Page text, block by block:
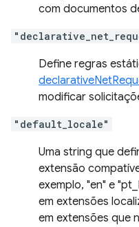
com documentos
Define regras
modificar
"default_locale"
Uma string que
extensão
exemplo, "en" e
em extensões
em extensões que